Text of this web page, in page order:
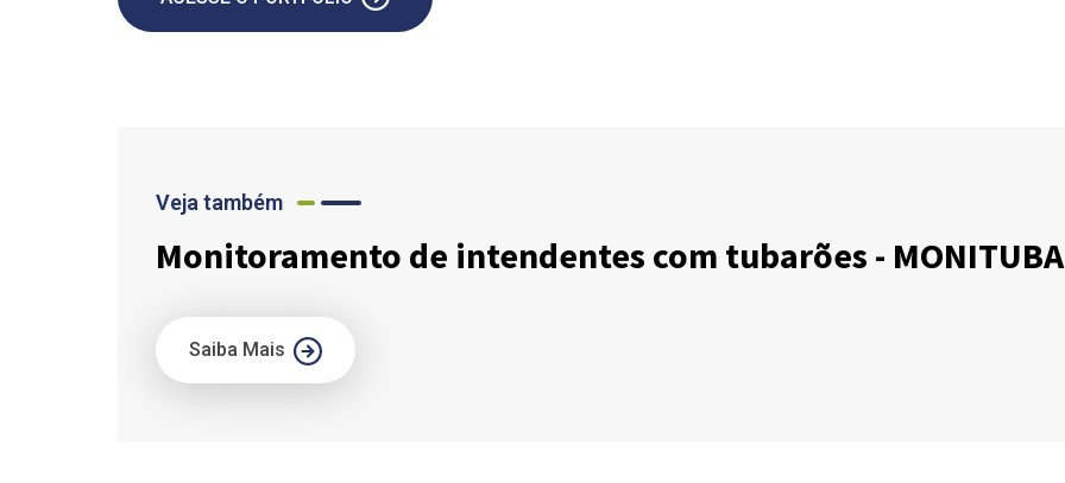
Veja também
Monitoramento de intendentes com tubarões - MONITUBA
Saiba Mais